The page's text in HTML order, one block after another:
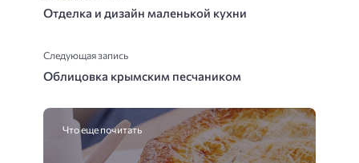
Отделка и дизайн маленькой кухни
Следующая запись
Облицовка крымским песчаником
Что еще почитать